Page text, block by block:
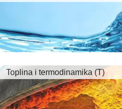
Toplina i termodinamika (T)